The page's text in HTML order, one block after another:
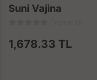
Suni Vajina
1,678.33 TL